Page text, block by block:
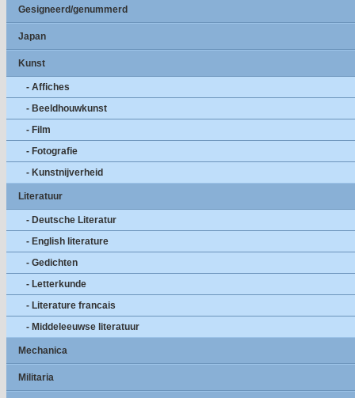
Gesigneerd/genummerd
Japan
Kunst
- Affiches
- Beeldhouwkunst
- Film
- Fotografie
- Kunstnijverheid
Literatuur
- Deutsche Literatur
- English literature
- Gedichten
- Letterkunde
- Literature francais
- Middeleeuwse literatuur
Mechanica
Militaria